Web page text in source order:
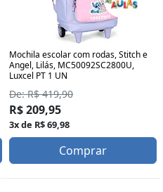
Mochila escolar com rodas, Stitch e
Angel, Lilás, MC50092SC2800U,
Luxcel PT 1 UN
De: R$ 419,90
R$ 209,95
3x de R$ 69,98
Comprar